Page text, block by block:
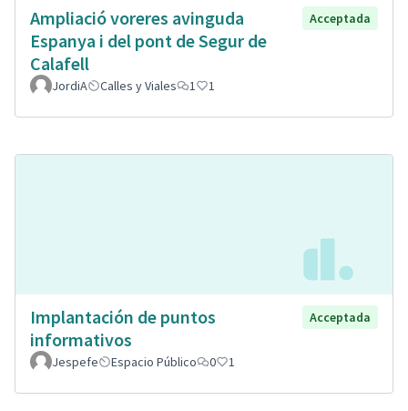
Ampliació voreres avinguda
Espanya i del pont de Segur de
Calafell
Acceptada
JordiA Calles y Viales 1 1
Implantación de puntos
informativos
Acceptada
Jespefe Espacio Público 0 1